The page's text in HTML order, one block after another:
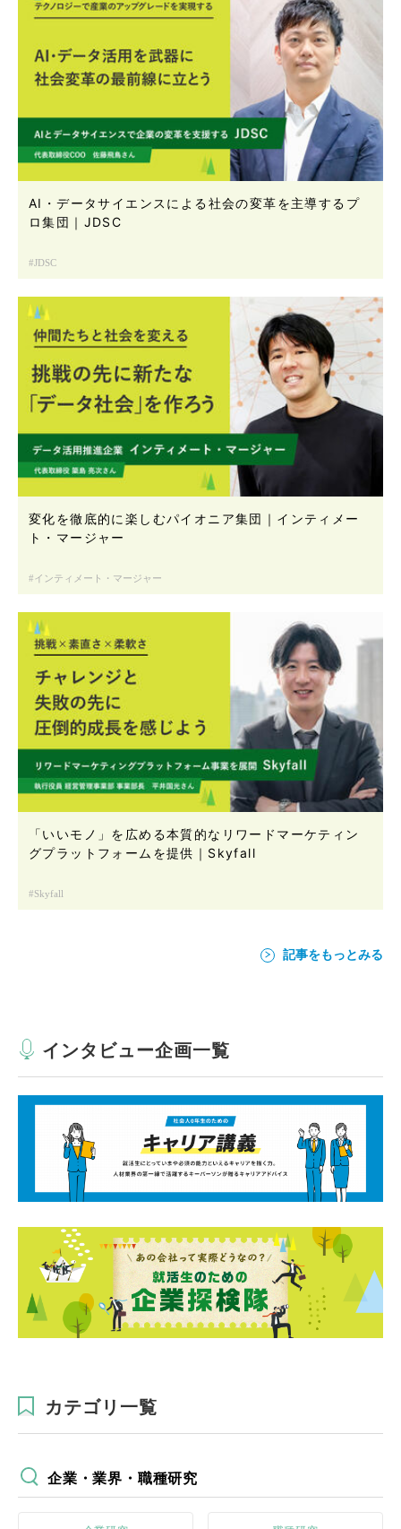
AI・データサイエンスによる社会の変革を主導するプ
ロ集団｜JDSC
JDSC
変化を徹底的に楽しむパイオニア集団｜インティメー
ト・マージャー
インティメート・マージャー
「いいモノ」を広める本質的なリワードマーケティン
グプラットフォームを提供｜Skyfall
Skyfall
記事をもっとみる
インタビュー企画一覧
カテゴリ一覧
企業・業界・職種研究